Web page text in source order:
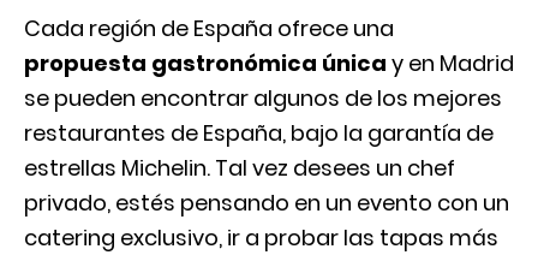
Cada región de España ofrece una
propuesta gastronómica única y en Madrid
se pueden encontrar algunos de los mejores
restaurantes de España, bajo la garantía de
estrellas Michelin. Tal vez desees un chef
privado, estés pensando en un evento con un
catering exclusivo, ir a probar las tapas más